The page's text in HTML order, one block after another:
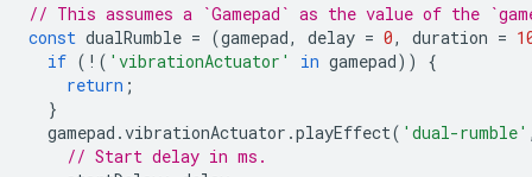
// This assumes a `Gamepad` as the value of the
const dualRumble = (gamepad, delay = 0, duration =
if ( ! ( 'vibrationActuator' in gamepad))
{
return ;
}
gamepad .vibrationActuator .playEffect( 'dual-rumble'
// Start delay in ms.